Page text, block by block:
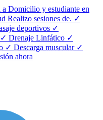
Domicilio y estudiante en
Realizo sesiones de. ✓
deportivos ✓
Drenaje Linfático ✓
✓ Descarga muscular ✓
ahora